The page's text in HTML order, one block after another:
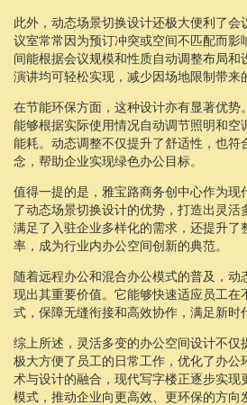
此外，动态场景切换设计还极大便利了会
议室常常因为预订冲突或空间不匹配而影
间能根据会议规模和性质自动调整布局和
演讲均可轻松实现，减少因场地限制带来
在节能环保方面，这种设计亦有显著优势
能够根据实际使用情况自动调节照明和空
能耗。动态调整不仅提升了舒适性，也符
念，帮助企业实现绿色办公目标。
值得一提的是，雅宝路商务创中心作为现
了动态场景切换设计的优势，打造出灵活
满足了入驻企业多样化的需求，还提升了
率，成为行业内办公空间创新的典范。
随着远程办公和混合办公模式的普及，动
现出其重要价值。它能够快速适应员工在
式，保障无缝衔接和高效协作，满足新时
综上所述，灵活多变的办公空间设计不仅
极大方便了员工的日常工作，优化了办公
术与设计的融合，现代写字楼正逐步实现
模式，推动企业向更高效、更环保的方向